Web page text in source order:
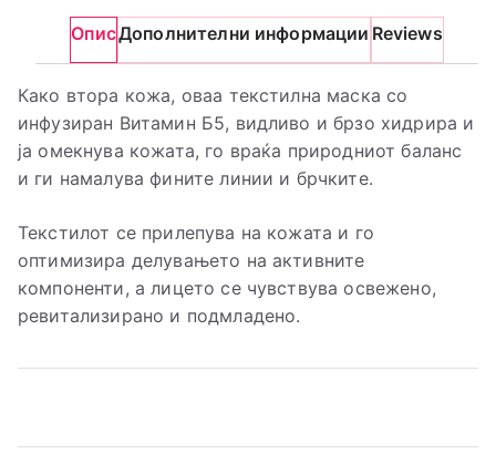
ОписДополнителни информации Reviews
Како втора кожа, оваа текстилна маска со
инфузиран Витамин Б5, видливо и брзо хидрира и
ја омекнува кожата, го враќа природниот баланс
и ги намалува фините линии и брчките.
Текстилот се прилепува на кожата и го
оптимизира делувањето на активните
компоненти, а лицето се чувствува освежено,
ревитализирано и подмладено.